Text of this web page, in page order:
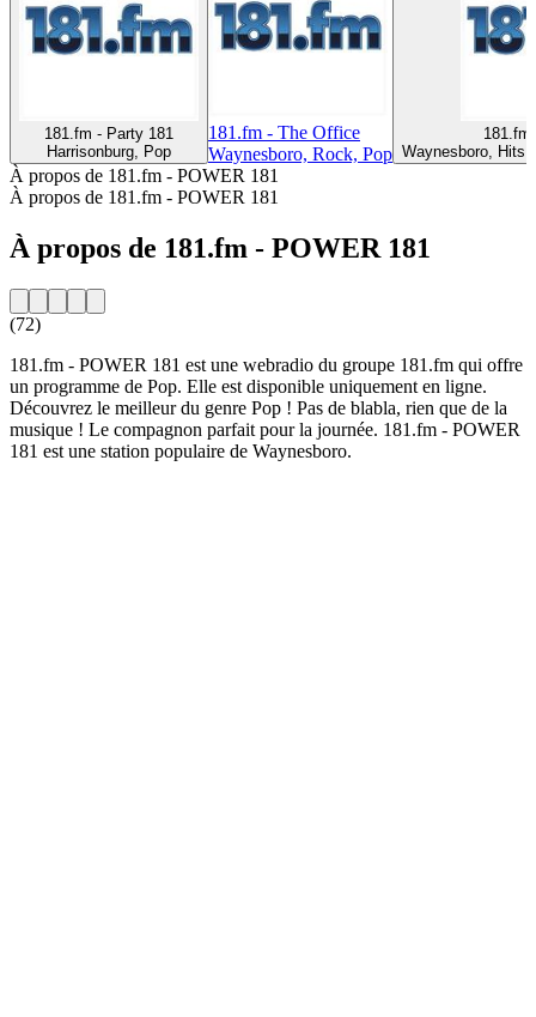
181.fm - Party 181
Harrisonburg, Pop
181.fm - The Office
Waynesboro, Rock, Pop
181.fm
Waynesboro, Hits,
À propos de 181.fm - POWER 181
À propos de 181.fm - POWER 181
À propos de 181.fm - POWER 181
(72)
181.fm - POWER 181 est une webradio du groupe 181.fm qui offre
un programme de Pop. Elle est disponible uniquement en ligne.
Découvrez le meilleur du genre Pop ! Pas de blabla, rien que de la
musique ! Le compagnon parfait pour la journée. 181.fm - POWER
181 est une station populaire de Waynesboro.